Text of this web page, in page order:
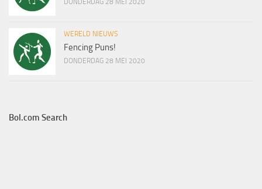
DONDERDAG 28 MEI 2020
WERELD NIEUWS
Fencing Puns!
DONDERDAG 28 MEI 2020
Bol.com Search